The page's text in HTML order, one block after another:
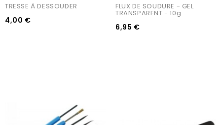
TRESSE À DESSOUDER
4,00 €
FLUX DE SOUDURE - GEL
TRANSPARENT - 10g
6,95 €